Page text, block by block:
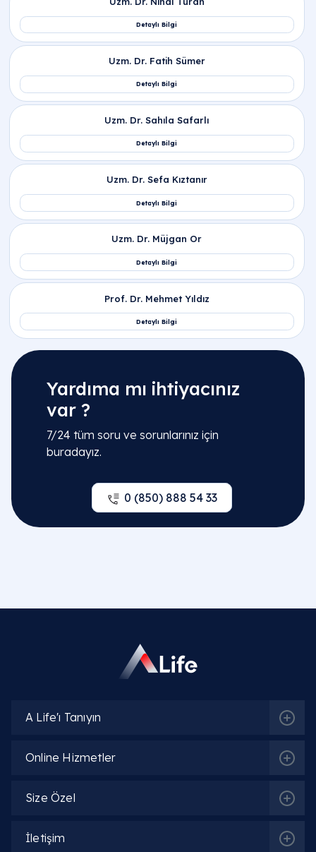
Yardıma mı ihtiyacınız
var ?
7/24 tüm soru ve sorunlarınız için
buradayız.
0 (850) 888 54 33
A Life'ı Tanıyın
Online Hizmetler
Size Özel
İletişim